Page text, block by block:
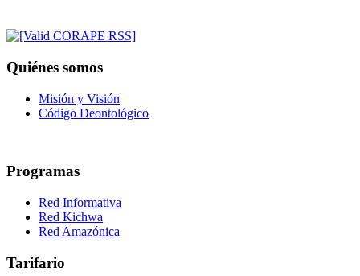
Quiénes somos
Misión y Visión
Código Deontológico
Programas
Red Informativa
Red Kichwa
Red Amazónica
Tarifario